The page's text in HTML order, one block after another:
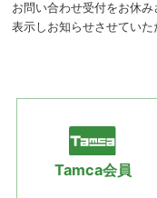
お問い合わせ受付をお休
表示しお知らせさせていた
Tamca会員